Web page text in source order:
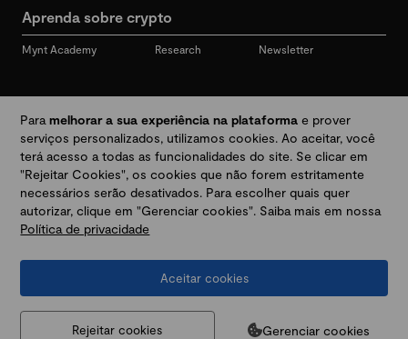
Aprenda sobre crypto
Mynt Academy Research Newsletter
Redes sociais
Desbloqueie seu mundo crypto
Av. Brigadeiro Faria Lima, 3447, 9 andar - sala 11 - Itaim Bibi - São Paulo, SP, 04538-133,
Prevenção a golpes e fraudes|Regulamentos
Paramelhorar a sua experiência na plataforma e prover
serviços personalizados, utilizamos cookies. Ao aceitar, você
terá acesso a todas as funcionalidades do site. Se clicar em
"Rejeitar Cookies", os cookies que não forem estritamente
necessários serão desativados. Para escolher quais quer
autorizar, clique em "Gerenciar cookies". Saiba mais em nossa
Política de privacidade
Gerenciar cookies
Aceitar cookies
Rejeitar cookies